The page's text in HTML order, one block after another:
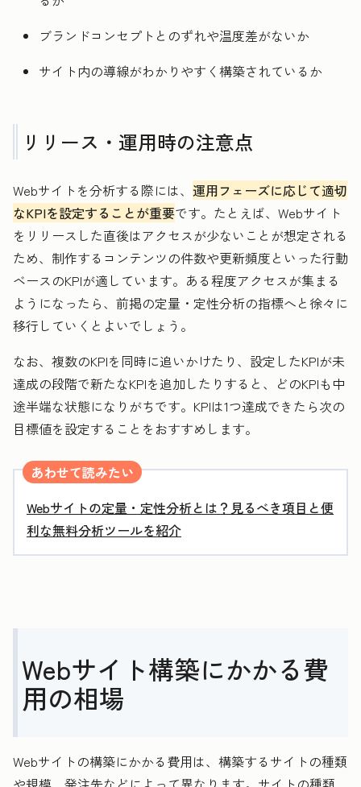
ブランドコンセプトとのずれや温度差がないか
サイト内の導線がわかりやすく構築されているか
リリース・運用時の注意点
Webサイトを分析する際には、 運用フェーズに応じて適切
なKPIを設定することが重要です。たとえば、Webサイト
をリリースした直後はアクセスが少ないことが想定される
ため、制作するコンテンツの件数や更新頻度といった行動
ベースのKPIが適しています。ある程度アクセスが集まる
ようになったら、前掲の定量・定性分析の指標へと徐々に
移行していくとよいでしょう。
なお、複数のKPIを同時に追いかけたり、設定したKPIが未
達成の段階で新たなKPIを追加したりすると、どのKPIも中
途半端な状態になりがちです。KPIは1つ達成できたら次の
目標値を設定することをおすすめします。
あわせて読みたい
Webサイトの定量・定性分析とは？見るべき項目と便
利な無料分析ツールを紹介
Webサイト構築にかかる費
用の相場
Webサイトの構築にかかる費用は、構築するサイトの種類